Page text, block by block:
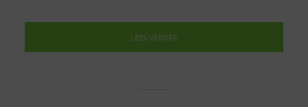
LEES VERDER